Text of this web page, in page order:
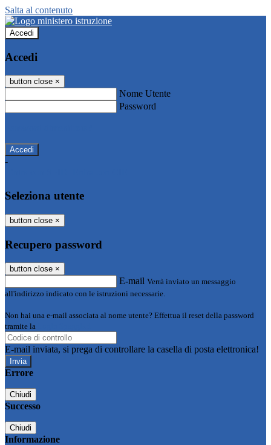
Salta al contenuto
Accedi
Accedi
button close ×
Nome Utente
Password
-
Seleziona utente
button close ×
Recupero password
button close ×
E-mail Verrà inviato un messaggio
all'indirizzo indicato con le istruzioni necessarie.
Non hai una e-mail associata al nome utente? Effettua il reset della password
tramite la
E-mail inviata, si prega di controllare la casella di posta elettronica!
Errore
Chiudi
Successo
Chiudi
Informazione